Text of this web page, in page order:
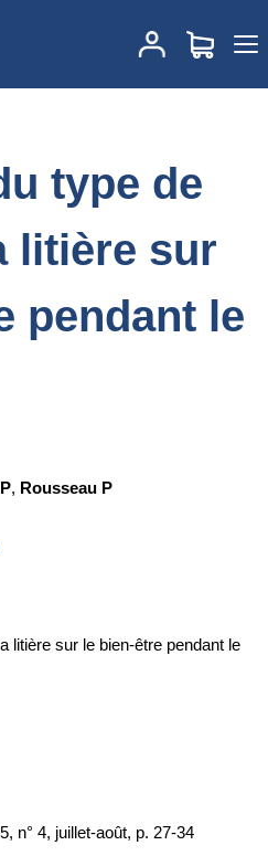
du type de sol et de la litière sur
type de
litière sur
pendant le
, Rousseau P
litière sur le bien-être pendant le
n° 4, juillet-août, p. 27-34